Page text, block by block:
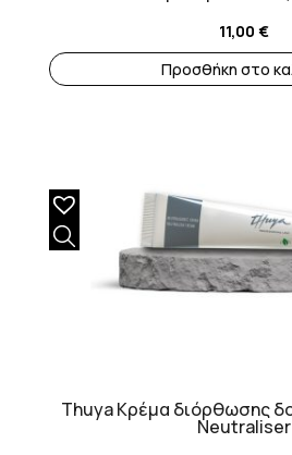
11,00 €
Προσθήκη στο
Thuya Κρέμα διόρθωσης
Neutraliser